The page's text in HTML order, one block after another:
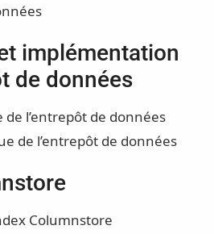
implémentation
de données
l’entrepôt de données
de l’entrepôt de données
Columnstore